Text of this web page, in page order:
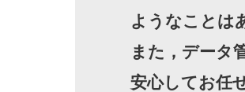
ようなことは
また，データ
安心してお任